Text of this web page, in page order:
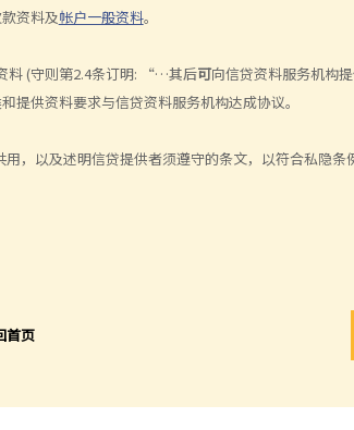
资料及帐户一般资料。
料 (守则第2.4条订明: “…其后可向信贷资料服务机构
供资料要求与信贷资料服务机构达成协议。
，以及述明信贷提供者须遵守的条文，以符合私隐条
首页